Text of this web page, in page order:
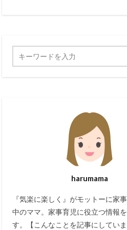
harumama
『気楽に楽しく』がモットーに家
中のママ。家事育児に役立つ情報
す。【こんなことを記事にしてい